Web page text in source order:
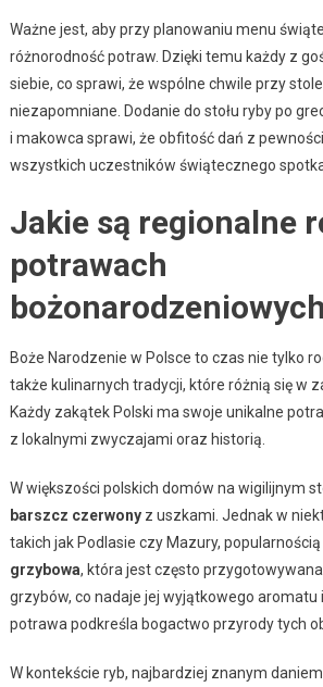
Ważne jest, aby przy planowaniu menu
różnorodność potraw. Dzięki temu każdy z
siebie, co sprawi, że wspólne chwile przy
niezapomniane. Dodanie do stołu ryby po
i makowca sprawi, że obfitość dań z
wszystkich uczestników świątecznego
Jakie są regionalne
potrawach
Boże Narodzenie w Polsce to czas nie tylko
także kulinarnych tradycji, które różnią się w
Każdy zakątek Polski ma swoje unikalne
z lokalnymi zwyczajami oraz historią.
W większości polskich domów na wigilijnym
barszcz czerwonyz uszkami. Jednak w
takich jak Podlasie czy Mazury,
grzybowa, która jest często
grzybów, co nadaje jej wyjątkowego aromatu
potrawa podkreśla bogactwo przyrody tych
W kontekście ryb, najbardziej znanym